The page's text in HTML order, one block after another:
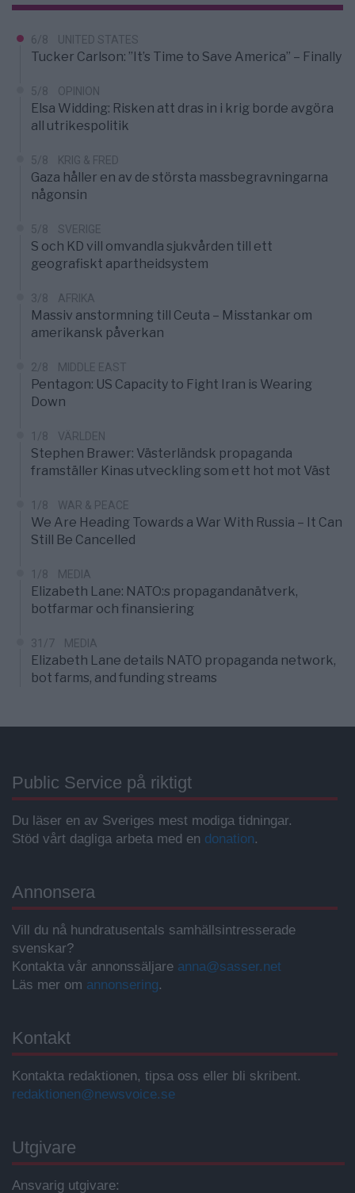
6/8 UNITED STATES
Tucker Carlson: ”It’s Time to Save America” – Finally
5/8 OPINION
Elsa Widding: Risken att dras in i krig borde avgöra
all utrikespolitik
5/8 KRIG & FRED
Gaza håller en av de största massbegravningarna
någonsin
5/8 SVERIGE
S och KD vill omvandla sjukvården till ett
geografiskt apartheidsystem
3/8 AFRIKA
Massiv anstormning till Ceuta – Misstankar om
amerikansk påverkan
2/8 MIDDLE EAST
Pentagon: US Capacity to Fight Iran is Wearing
Down
1/8 VÄRLDEN
Stephen Brawer: Västerländsk propaganda
framställer Kinas utveckling som ett hot mot Väst
1/8 WAR & PEACE
We Are Heading Towards a War With Russia – It Can
Still Be Cancelled
1/8 MEDIA
Elizabeth Lane: NATO:s propagandanätverk,
botfarmar och finansiering
31/7 MEDIA
Elizabeth Lane details NATO propaganda network,
bot farms, and funding streams
Public Service på riktigt
Du läser en av Sveriges mest modiga tidningar.
Stöd vårt dagliga arbeta med en donation.
Annonsera
Vill du nå hundratusentals samhällsintresserade
svenskar?
Kontakta vår annonssäljare anna@sasser.net
Läs mer om annonsering.
Kontakt
Kontakta redaktionen, tipsa oss eller bli skribent.
redaktionen@newsvoice.se
Utgivare
Ansvarig utgivare: